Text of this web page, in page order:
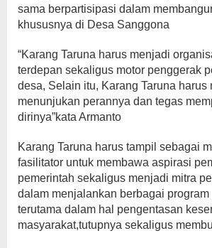
sama berpartisipasi dalam
khususnya di Desa Sanggona
“Karang Taruna harus menjadi
terdepan sekaligus motor penggerak
desa, Selain itu, Karang Taruna harus
menunjukan perannya dan tegas
dirinya”kata Armanto
Karang Taruna harus tampil sebagai
fasilitator untuk membawa aspirasi
pemerintah sekaligus menjadi mitra
dalam menjalankan berbagai
terutama dalam hal pengentasan
masyarakat,tutupnya sekaligus